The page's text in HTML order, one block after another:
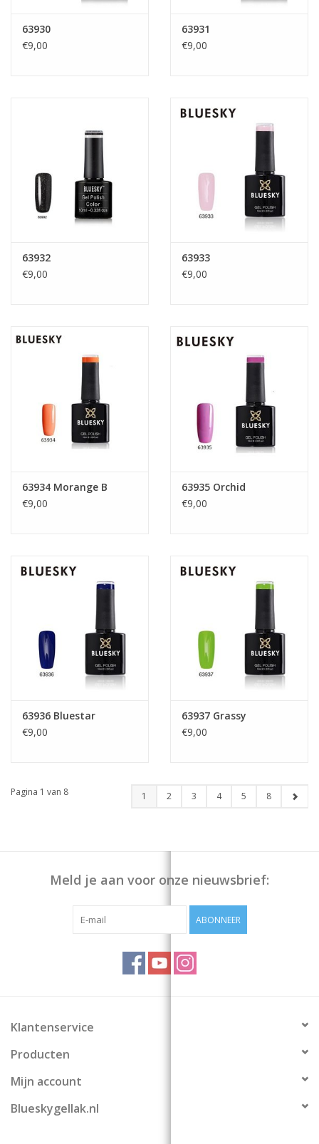
63930
€9,00
63931
€9,00
63932
€9,00
63933
€9,00
63934 Morange B
€9,00
63935 Orchid
€9,00
63936 Bluestar
€9,00
63937 Grassy
€9,00
Pagina 1 van 8 1 2 3 4 5 8
Meld je aan voor onze nieuwsbrief:
ABONNEER
Klantenservice
Producten
Mijn account
Blueskygellak.nl